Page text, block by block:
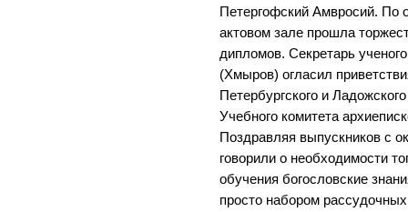
Петергофский Амвросий. По
актовом зале прошла
дипломов. Секретарь
(Хмыров) огласил
Петербургского и
Учебного комитета
Поздравляя выпускников с
говорили о необходимости
обучения богословские
просто набором